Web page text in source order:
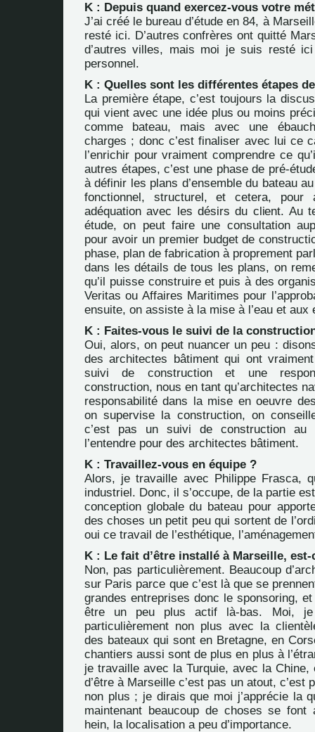
K : Depuis quand exercez-vous votre
J’ai créé le bureau d’étude en 84, à
resté ici. D’autres confrères ont quitté
d’autres villes, mais moi je suis resté
personnel.
K : Quelles sont les différentes étapes
La première étape, c’est toujours la
qui vient avec une idée plus ou moins
comme bateau, mais avec une
charges ; donc c’est finaliser avec lui ce
l’enrichir pour vraiment comprendre ce
autres étapes, c’est une phase de pré-
à définir les plans d’ensemble du bateau
fonctionnel, structurel, et cetera,
adéquation avec les désirs du client. Au
étude, on peut faire une consultation
pour avoir un premier budget de
phase, plan de fabrication à proprement
dans les détails de tous les plans, on
qu’il puisse construire et puis à des
Veritas ou Affaires Maritimes pour
ensuite, on assiste à la mise à l’eau et aux
K : Faites-vous le suivi de la
Oui, alors, on peut nuancer un peu :
des architectes bâtiment qui ont
suivi de construction et une
construction, nous en tant qu’architectes
responsabilité dans la mise en oeuvre
on supervise la construction, on
c’est pas un suivi de construction
l’entendre pour des architectes bâtiment.
K : Travaillez-vous en équipe ?
Alors, je travaille avec Philippe Frasca,
industriel. Donc, il s’occupe, de la partie
conception globale du bateau pour
des choses un petit peu qui sortent de
oui ce travail de l’esthétique,
K : Le fait d’être installé à Marseille,
Non, pas particulièrement. Beaucoup
sur Paris parce que c’est là que se
grandes entreprises donc le sponsoring,
être un peu plus actif là-bas. Moi,
particulièrement non plus avec la
des bateaux qui sont en Bretagne, en
chantiers aussi sont de plus en plus à
je travaille avec la Turquie, avec la
d’être à Marseille c’est pas un atout, c’est
non plus ; je dirais que moi j’apprécie la
maintenant beaucoup de choses se font
hein, la localisation a peu d’importance.